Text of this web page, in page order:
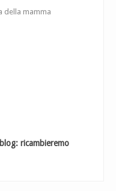
della mamma
ricambieremo